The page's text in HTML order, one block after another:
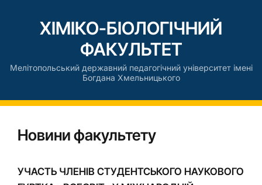
ХІМІКО-БІОЛОГІЧНИЙ
ФАКУЛЬТЕТ
Мелітопольський державний педагогічний університет імені
Богдана Хмельницького
Новини факультету
УЧАСТЬ ЧЛЕНІВ СТУДЕНТСЬКОГО НАУКОВОГО